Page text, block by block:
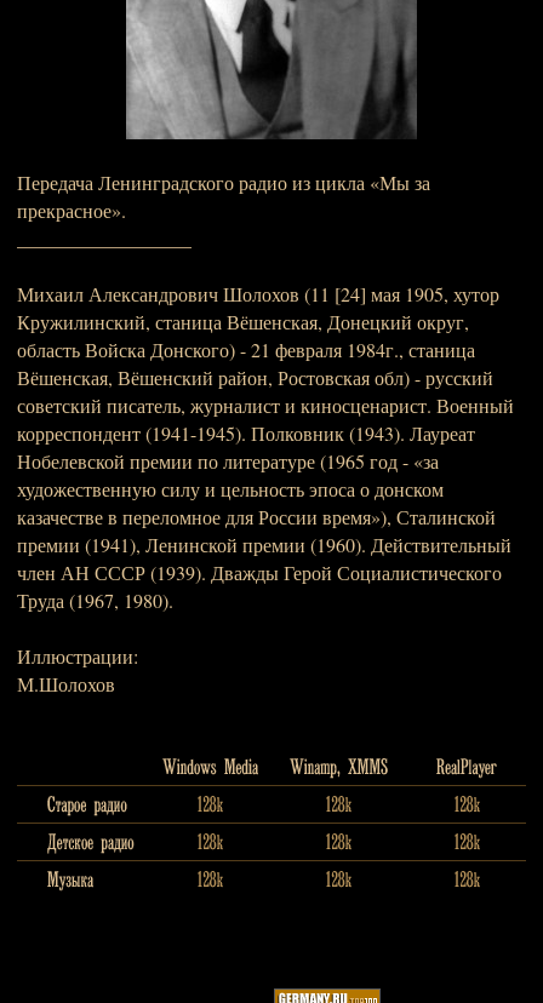
Передача Ленинградского радио из цикла «Мы за
прекрасное».
Михаил Александрович Шолохов (11 [24] мая 1905, хутор
Кружилинский, станица Вёшенская, Донецкий округ,
область Войска Донского) - 21 февраля 1984г., станица
Вёшенская, Вёшенский район, Ростовская обл) - русский
советский писатель, журналист и киносценарист. Военный
корреспондент (1941-1945). Полковник (1943). Лауреат
Нобелевской премии по литературе (1965 год - «за
художественную силу и цельность эпоса о донском
казачестве в переломное для России время»), Сталинской
премии (1941), Ленинской премии (1960). Действительный
член АН СССР (1939). Дважды Герой Социалистического
Труда (1967, 1980).
Иллюстрации:
М.Шолохов